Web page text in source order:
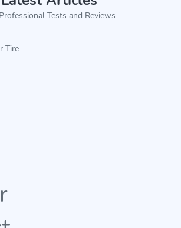
Tests and Reviews